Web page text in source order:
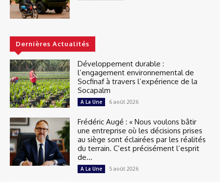
Dernières Actualités
Développement durable :
l’engagement environnemental de
Socfinaf à travers l’expérience de la
Socapalm
A La Une 6 août 2026
Frédéric Augé : « Nous voulons bâtir
une entreprise où les décisions prises
au siège sont éclairées par les réalités
du terrain. C’est précisément l’esprit
de...
A La Une 5 août 2026